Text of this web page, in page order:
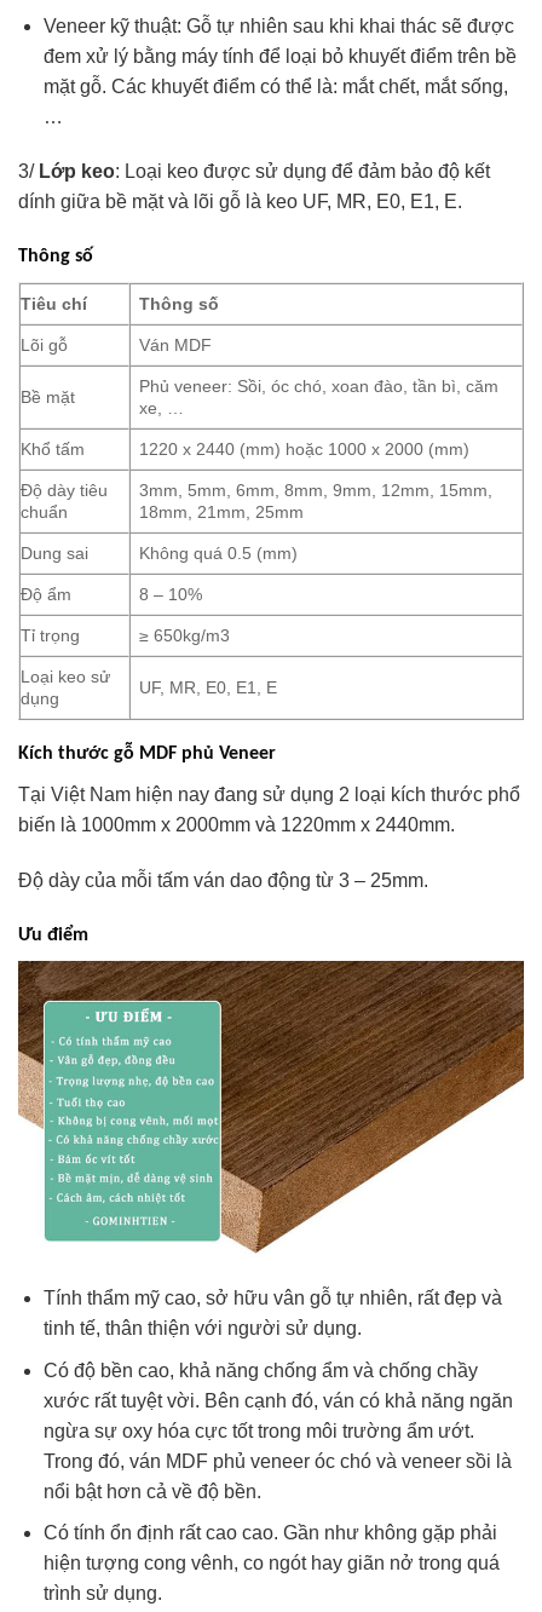
Veneer kỹ thuật: Gỗ tự nhiên sau khi khai thác sẽ được
đem xử lý bằng máy tính để loại bỏ khuyết điểm trên bề
mặt gỗ. Các khuyết điểm có thể là: mắt chết, mắt sống,
…
3/ Lớp keo: Loại keo được sử dụng để đảm bảo độ kết
dính giữa bề mặt và lõi gỗ là keo UF, MR, E0, E1, E.
Thông số
Tiêu chí Thông số
Lõi gỗ Ván MDF
Bề mặt
Phủ veneer: Sồi, óc chó, xoan đào, tần bì, căm
xe, …
Khổ tấm 1220 x 2440 (mm) hoặc 1000 x 2000 (mm)
Độ dày tiêu
chuẩn
3mm, 5mm, 6mm, 8mm, 9mm, 12mm, 15mm,
18mm, 21mm, 25mm
Dung sai Không quá 0.5 (mm)
Độ ẩm 8 – 10%
Tỉ trọng ≥ 650kg/m3
Loại keo sử
dụng
UF, MR, E0, E1, E
Kích thước gỗ MDF phủ Veneer
Tại Việt Nam hiện nay đang sử dụng 2 loại kích thước phổ
biến là 1000mm x 2000mm và 1220mm x 2440mm.
Độ dày của mỗi tấm ván dao động từ 3 – 25mm.
Ưu điểm
Tính thẩm mỹ cao, sở hữu vân gỗ tự nhiên, rất đẹp và
tinh tế, thân thiện với người sử dụng.
Có độ bền cao, khả năng chống ẩm và chống chầy
xước rất tuyệt vời. Bên cạnh đó, ván có khả năng ngăn
ngừa sự oxy hóa cực tốt trong môi trường ẩm ướt.
Trong đó, ván MDF phủ veneer óc chó và veneer sồi là
nổi bật hơn cả về độ bền.
Có tính ổn định rất cao cao. Gần như không gặp phải
hiện tượng cong vênh, co ngót hay giãn nở trong quá
trình sử dụng.